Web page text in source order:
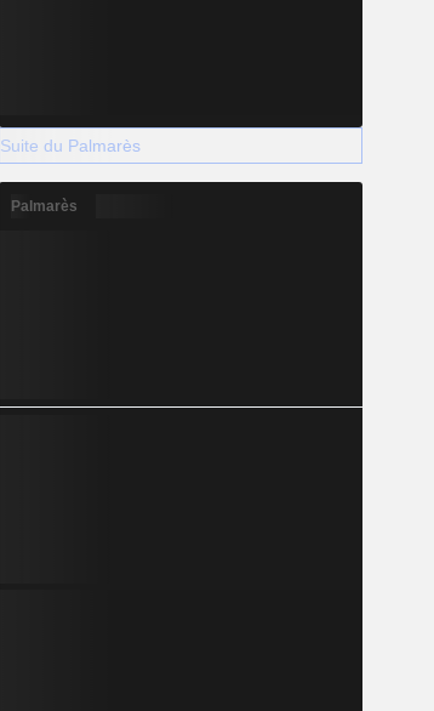
Suite du Palmarès
Palmarès